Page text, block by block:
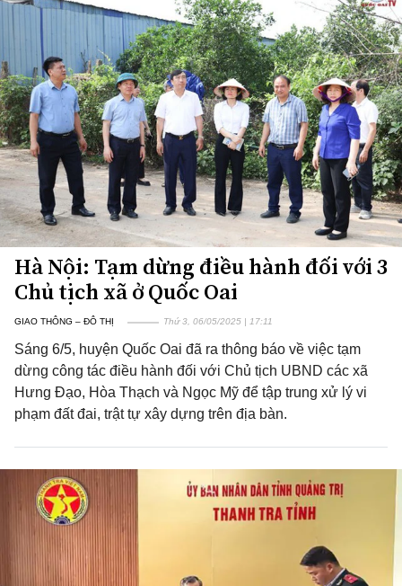
Hà Nội: Tạm dừng điều hành đối với 3
Chủ tịch xã ở Quốc Oai
GIAO THÔNG – ĐÔ THỊ Thứ 3, 06/05/2025 | 17:11
Sáng 6/5, huyện Quốc Oai đã ra thông báo về việc tạm
dừng công tác điều hành đối với Chủ tịch UBND các xã
Hưng Đạo, Hòa Thạch và Ngọc Mỹ để tập trung xử lý vi
phạm đất đai, trật tự xây dựng trên địa bàn.